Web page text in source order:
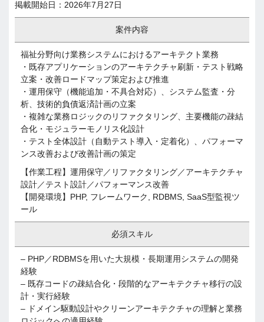
掲載開始日：2026年7月27日
案件内容
福祉分野向け業務システムにおけるアーキテクト業務
・既存アプリケーションのアーキテクチャ刷新・テスト戦略
立案・改善ロードマップ策定および推進
・運用保守（機能追加・不具合対応）、システム監査・分
析、技術的負債返済計画の立案
・複雑な業務ロジックのリファクタリング、主要機能の疎結
合化・モジュラーモノリス化設計
・テスト全体設計（自動テスト導入・定着化）、パフォーマ
ンス改善および改善計画の策定
【作業工程】運用保守／リファクタリング／アーキテクチャ
設計／テスト設計／パフォーマンス改善
【開発環境】PHP, フレームワーク, RDBMS, SaaS型監視ツ
ール
必須スキル
– PHP／RDBMSを用いた大規模・長期運用システムの開発
経験
– 既存コードの疎結合化・段階的なアーキテクチャ移行の設
計・実行経験
– ドメイン駆動設計やクリーンアーキテクチャの理解と業務